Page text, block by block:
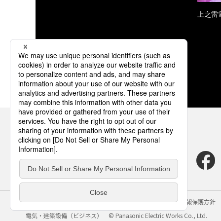
上之雷
サイトのご利用にあたって クッキーポリシー
個人情報保護方針
電気・建築設備（ビジネス）
© Panasonic Electric Works Co., Ltd.